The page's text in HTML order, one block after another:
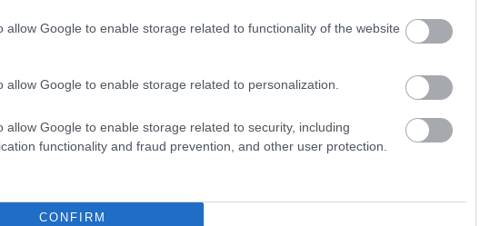
allow Google to enable storage related to functionality of the website
allow Google to enable storage related to personalization.
allow Google to enable storage related to security, including
functionality and fraud prevention, and other user protection.
CONFIRM